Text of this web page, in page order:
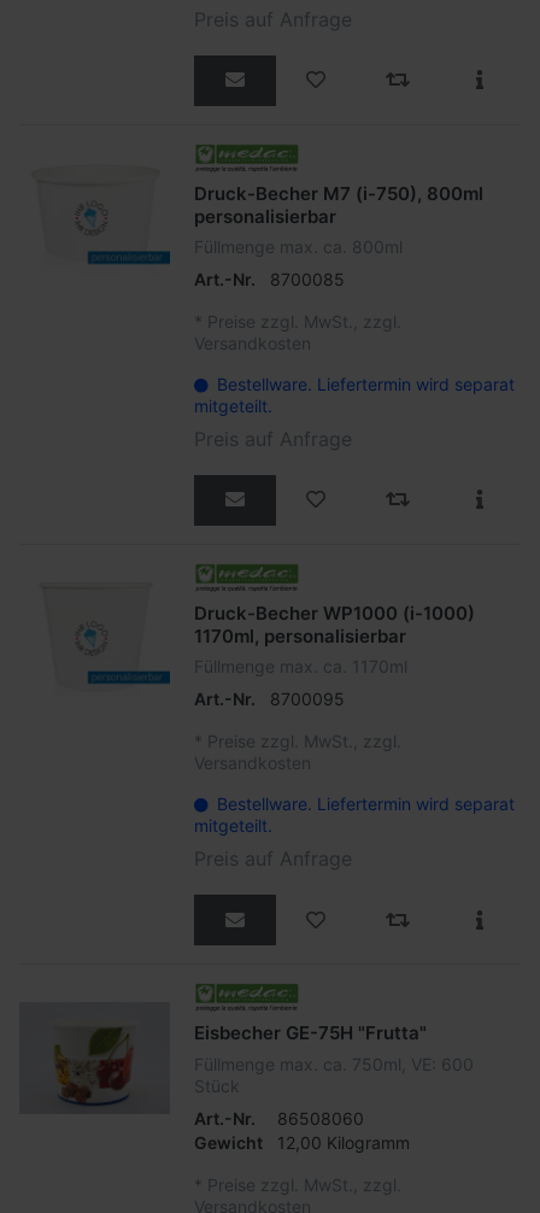
Preis auf Anfrage
Druck-Becher M7 (i-750), 800ml
personalisierbar
Füllmenge max. ca. 800ml
Art.-Nr.
8700085
* Preise zzgl. MwSt., zzgl.
Versandkosten
Bestellware. Liefertermin wird separat
mitgeteilt.
Preis auf Anfrage
Druck-Becher WP1000 (i-1000)
1170ml, personalisierbar
Füllmenge max. ca. 1170ml
Art.-Nr.
8700095
* Preise zzgl. MwSt., zzgl.
Versandkosten
Bestellware. Liefertermin wird separat
mitgeteilt.
Preis auf Anfrage
Eisbecher GE-75H "Frutta"
Füllmenge max. ca. 750ml, VE: 600
Stück
Art.-Nr.
86508060
Gewicht
12,00 Kilogramm
* Preise zzgl. MwSt., zzgl.
Versandkosten